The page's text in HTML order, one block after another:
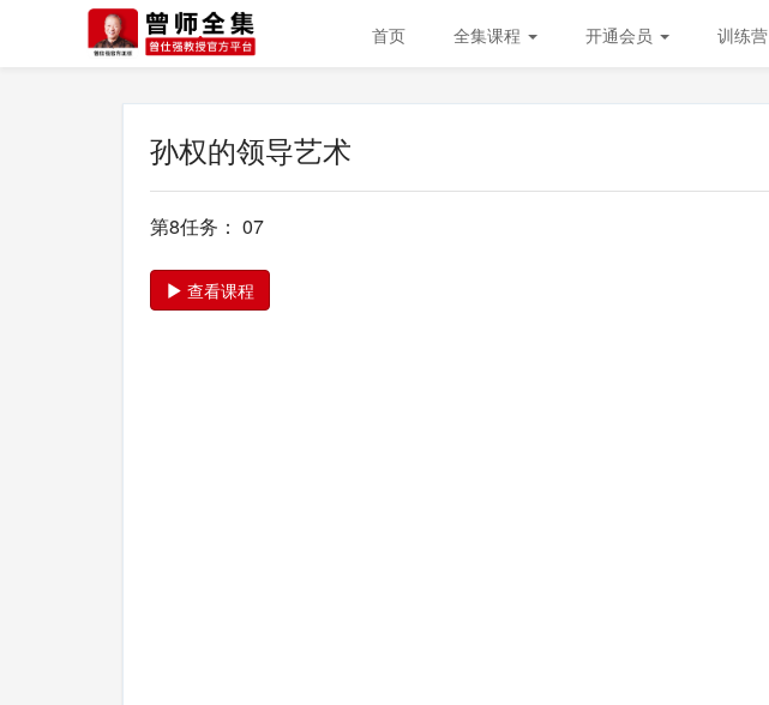
首页 全集课程 开通会员 训练营
孙权的领导艺术
第8任务： 07
查看课程